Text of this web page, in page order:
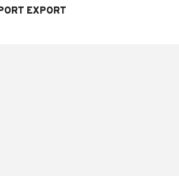
EXPORT